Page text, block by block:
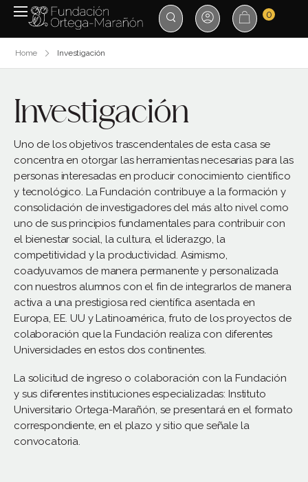
0
Home Investigación
Investigación
Uno de los objetivos trascendentales de esta casa se
concentra en otorgar las herramientas necesarias para las
personas interesadas en producir conocimiento científico
y tecnológico. La Fundación contribuye a la formación y
consolidación de investigadores del más alto nivel como
uno de sus principios fundamentales para contribuir con
el bienestar social, la cultura, el liderazgo, la
competitividad y la productividad. Asimismo,
coadyuvamos de manera permanente y personalizada
con nuestros alumnos con el fin de integrarlos de manera
activa a una prestigiosa red científica asentada en
Europa, EE. UU y Latinoamérica, fruto de los proyectos de
colaboración que la Fundación realiza con diferentes
Universidades en estos dos continentes.
La solicitud de ingreso o colaboración con la Fundación
y sus diferentes instituciones especializadas: Instituto
Universitario Ortega-Marañón, se presentará en el formato
correspondiente, en el plazo y sitio que señale la
convocatoria.